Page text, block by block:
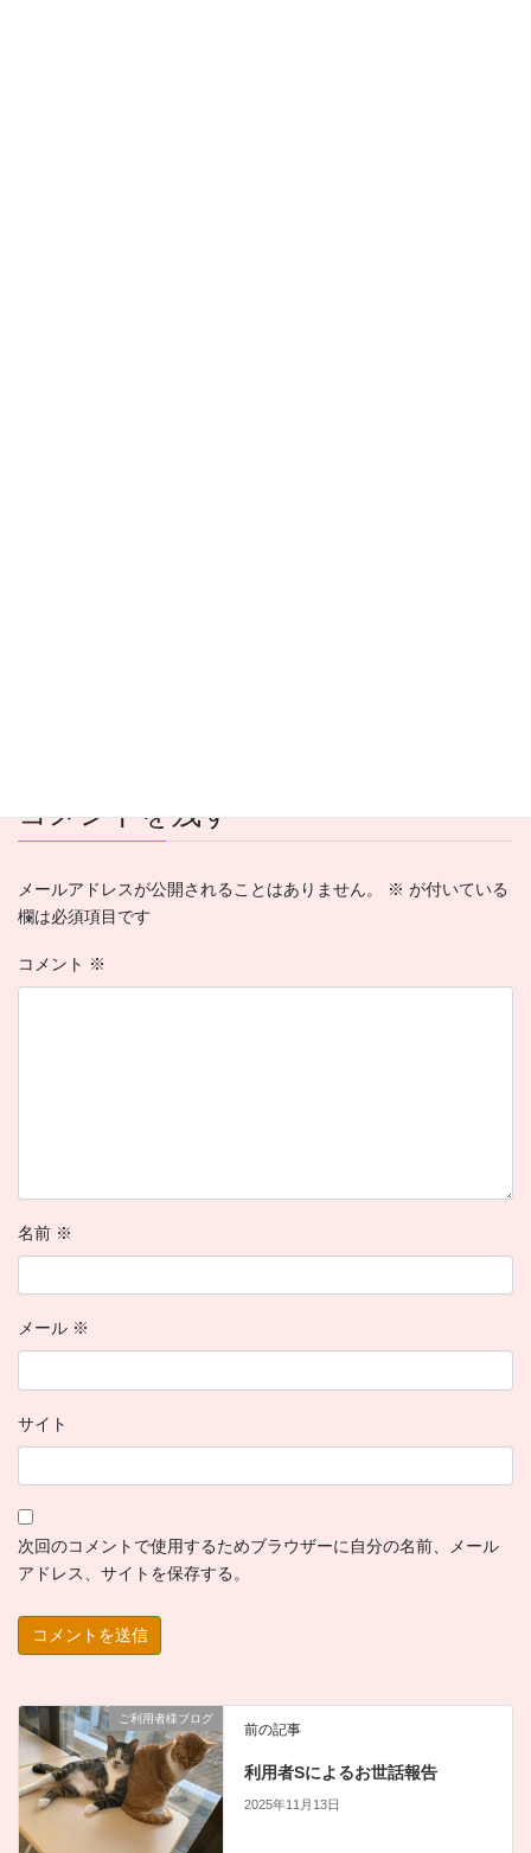
コメントを残す
メールアドレスが公開されることはありません。 ※ が付いている
欄は必須項目です
コメント ※
名前 ※
メール ※
サイト
次回のコメントで使用するためブラウザーに自分の名前、メール
アドレス、サイトを保存する。
ご利用者様ブログ
前の記事
利用者Sによるお世話報告
2025年11月13日